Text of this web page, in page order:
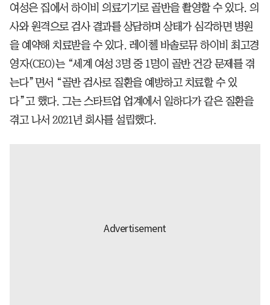
여성은 집에서 하이비 의료기기로 골반을 촬영할 수 있다. 의
사와 원격으로 검사 결과를 상담하며 상태가 심각하면 병원
을 예약해 치료받을 수 있다. 레이첼 바솔로뮤 하이비 최고경
영자(CEO)는 “세계 여성 3명 중 1명이 골반 건강 문제를 겪
는다”면서 “골반 검사로 질환을 예방하고 치료할 수 있
다”고 했다. 그는 스타트업 업계에서 일하다가 같은 질환을
겪고 나서 2021년 회사를 설립했다.